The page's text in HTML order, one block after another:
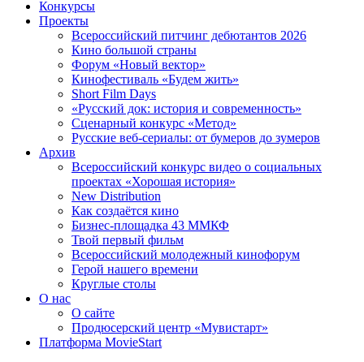
Конкурсы
Проекты
Всероссийский питчинг дебютантов 2026
Кино большой страны
Форум «Новый вектор»
Кинофестиваль «Будем жить»
Short Film Days
«Русский док: история и современность»
Сценарный конкурс «Метод»
Русские веб-сериалы: от бумеров до зумеров
Архив
Всероссийский конкурс видео о социальных
проектах «Хорошая история»
New Distribution
Как создаётся кино
Бизнес-площадка 43 ММКФ
Твой первый фильм
Всероссийский молодежный кинофорум
Герой нашего времени
Круглые столы
О нас
О сайте
Продюсерский центр «Мувистарт»
Платформа MovieStart